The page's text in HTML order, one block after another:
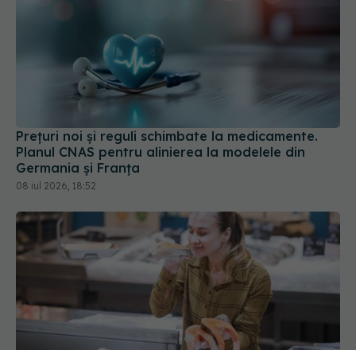
Prețuri noi și reguli schimbate la medicamente.
Planul CNAS pentru alinierea la modelele din
Germania și Franța
08 iul 2026, 18:52